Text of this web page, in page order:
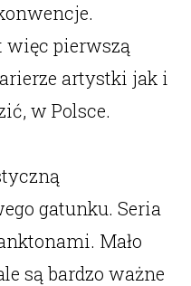
więc pierwszą
artystki jak i
w Polsce.
gatunku. Seria
Mało
są bardzo ważne